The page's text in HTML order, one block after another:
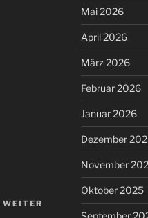
Nächster
WEITER
Mai 2026
April 2026
März 2026
Februar 2026
Januar 2026
Dezember
November
Oktober 2025